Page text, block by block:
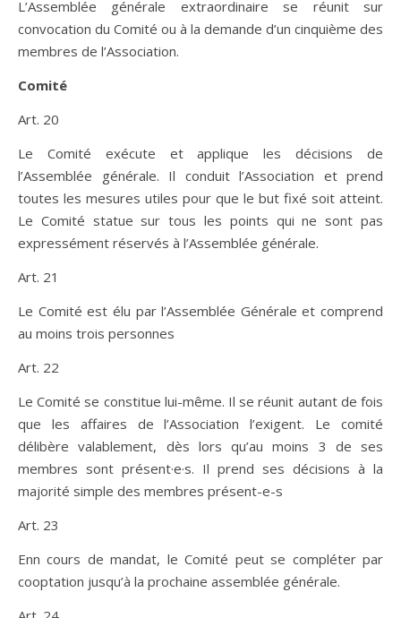
L’Assemblée générale extraordinaire se réunit sur
convocation du Comité ou à la demande d’un cinquième des
membres de l’Association.
Comité
Art. 20
Le Comité exécute et applique les décisions de
l’Assemblée générale. Il conduit l’Association et prend
toutes les mesures utiles pour que le but fixé soit atteint.
Le Comité statue sur tous les points qui ne sont pas
expressément réservés à l’Assemblée générale.
Art. 21
Le Comité est élu par l’Assemblée Générale et comprend
au moins trois personnes
Art. 22
Le Comité se constitue lui-même. Il se réunit autant de fois
que les affaires de l’Association l’exigent. Le comité
délibère valablement, dès lors qu’au moins 3 de ses
membres sont présent·e·s. Il prend ses décisions à la
majorité simple des membres présent-e-s
Art. 23
Enn cours de mandat, le Comité peut se compléter par
cooptation jusqu’à la prochaine assemblée générale.